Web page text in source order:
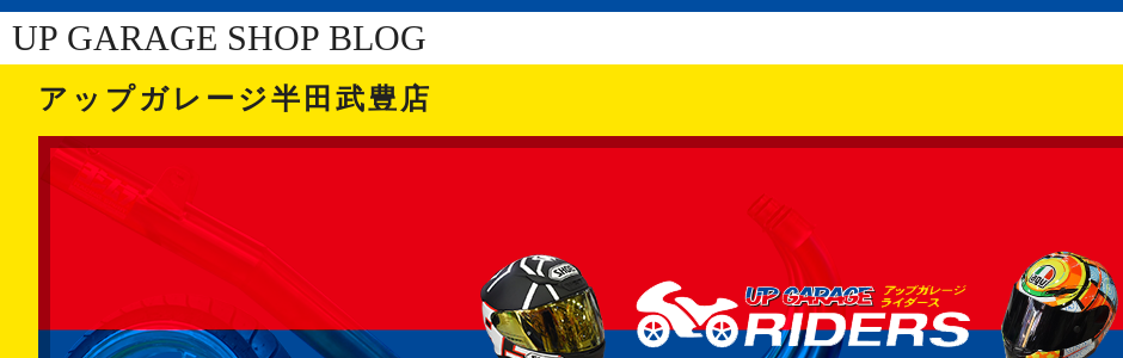
UP GARAGE SHOP BLOG
アップガレージ半田武豊店